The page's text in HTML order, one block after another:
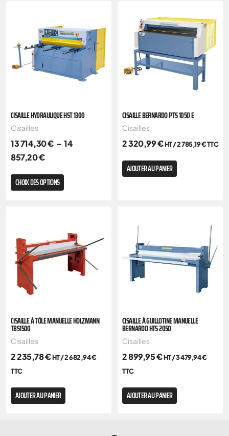
CISAILLE HYDRAULIQUE HST 1300
Cisailles
13 714,30€ – 14
857,20€
CHOIX DES OPTIONS
CISAILLE BERNARDO PTS 1050 E
Cisailles
2 320,99€HT /2 785,19€TTC
AJOUTER AU PANIER
CISAILLE À TÔLE MANUELLE HOLZMANN
TBS1500
Cisailles
2 235,78€HT /2 682,94€
TTC
AJOUTER AU PANIER
CISAILLE À GUILLOTINE MANUELLE
BERNARDO HTS 2050
Cisailles
2 899,95€HT /3 479,94€
TTC
AJOUTER AU PANIER